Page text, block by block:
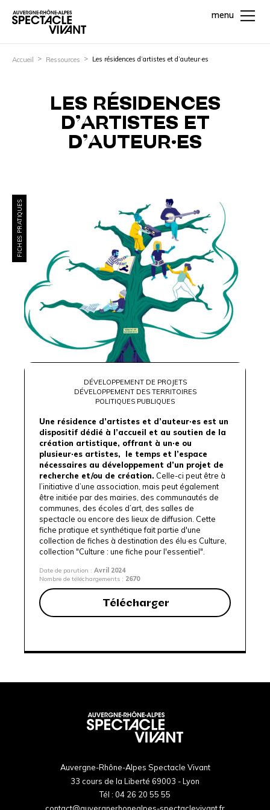
menu
Accueil Ressources Les résidences d’artistes et d’auteur·es
LES RÉSIDENCES
D’ARTISTES ET
D’AUTEUR·ES
FICHES PRATIQUES
DÉVELOPPEMENT DE PROJETS
DÉVELOPPEMENT DES TERRITOIRES
POLITIQUES PUBLIQUES
Une résidence d’artistes et d’auteur·es est un
dispositif dédié à l’accueil et au soutien de la
création artistique, offrant à un·e ou
plusieur·es artistes, le temps et l’espace
nécessaires au développement d’un projet de
recherche et/ou de création. Celle-ci peut être à
l’initiative d’une association, mais peut également
être initiée par des mairies, des communautés de
communes, des écoles d’art, des salles de
spectacle ou encore des lieux de diffusion. Cette
fiche pratique et synthétique fait partie d'une
collection de fiches à destination des élu·es Culture,
collection "Culture : une fiche pour l'essentiel".
Date de parution : Avril 2024
Nombre de téléchargements : 2670
Télécharger
Auvergne-Rhône-Alpes Spectacle Vivant
33 cours de la Liberté 69003 - Lyon
Tél : 04 26 20 55 55